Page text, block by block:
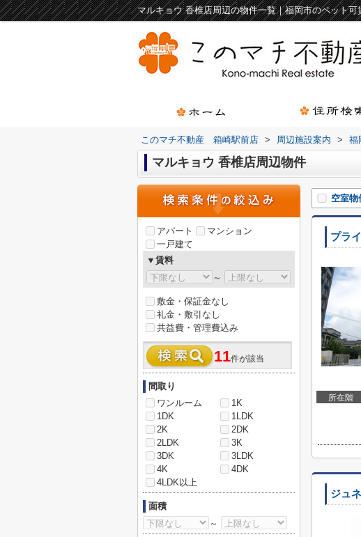
このマチ不動産 箱崎駅前店 > 周辺施設案内 > 福
マルキョウ 香椎店周辺物件
空室物
プラ
所在階
ジュ
アパート
マンション
一戸建て
▼賃料
～
敷金・保証金なし
礼金・敷引なし
共益費・管理費込み
11件が該当
間取り
ワンルーム
1K
1DK
1LDK
2K
2DK
2LDK
3K
3DK
3LDK
4K
4DK
4LDK以上
面積
～